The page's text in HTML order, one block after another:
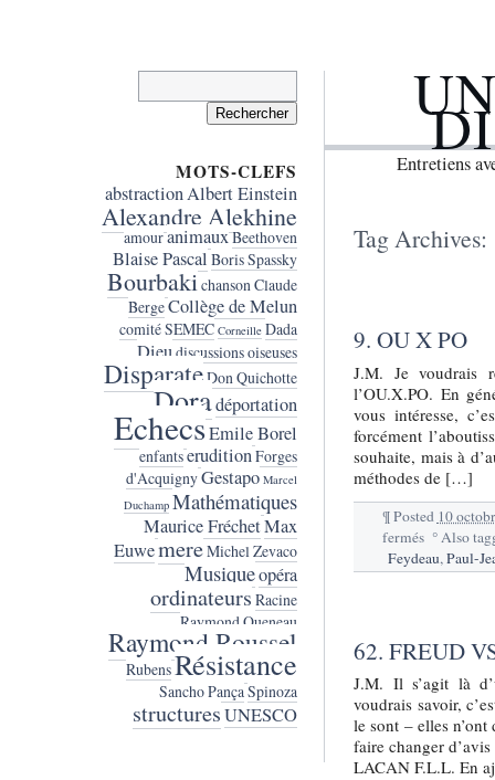
Entretiens
Tag Archives:
9. OU X PO
J.M. Je voudrais
l’OU.X.PO. En
vous intéresse,
forcément
souhaite, mais à
méthodes de […]
¶Posted 10
ferméssur
9.
OU
°Also
Feydeau,Paul-
62. FREUD
J.M. Il s’agit là
voudrais savoir,
le sont – elles n’ont
faire changer
LACAN F.L.L. En
MOTS-CLEFS
abstractionAlbert Einstein
Alexandre Alekhine
amouranimauxBeethoven
Blaise Pascal Boris Spassky
BourbakichansonClaude
BergeCollège de Melun
comité SEMEC Corneille Dada
Dieu discussions oiseuses
DisparateDon Quichotte
Doradéportation
EchecsEmile Borel
enfantseruditionForges
d'AcquignyGestapo Marcel
Duchamp Mathématiques
Maurice FréchetMax
EuwemereMichel Zevaco
Musiqueopéra
ordinateurs Racine
Raymond Queneau
Raymond Roussel
RubensRésistance
Sancho PançaSpinoza
structuresUNESCO